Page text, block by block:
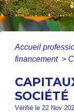
Accueil
financement >
SOCIÉTÉ
Vérifié le 22 Nov